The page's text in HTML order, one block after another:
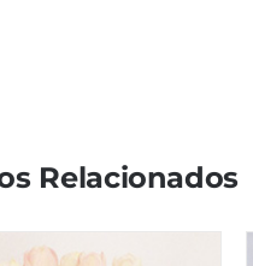
Relacionados